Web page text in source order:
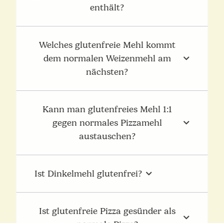
enthält?
Welches glutenfreie Mehl kommt
dem normalen Weizenmehl am
nächsten?
Kann man glutenfreies Mehl 1:1
gegen normales Pizzamehl
austauschen?
Ist Dinkelmehl glutenfrei?
Ist glutenfreie Pizza gesünder als